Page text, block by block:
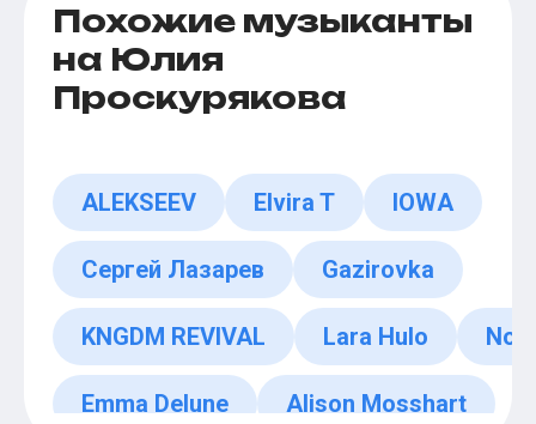
Похожие музыканты
на Юлия
Проскурякова
ALEKSEEV Elvira T IOWA
Сергей Лазарев Gazirovka
KNGDM REVIVAL Lara Hulo
Emma Delune Alison Mosshart